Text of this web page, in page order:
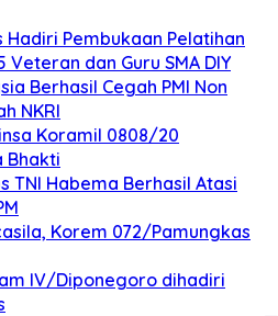
Pembukaan Pelatihan
Veteran dan Guru SMA DIY
Berhasil Cegah PMI Non
NKRI
Koramil 0808/20
Bhakti
TNI Habema Berhasil Atasi
Korem 072/Pamungkas
lV/Diponegoro dihadiri